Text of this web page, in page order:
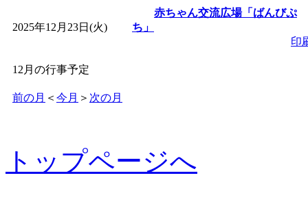
2025年12月23日(火)
赤ちゃん交流広場「ばんびぷ
ち」
印
12月の行事予定
前の月 ＜ 今月 ＞ 次の月
トップページへ